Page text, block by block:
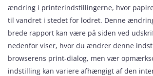
ændring i printerindstillingerne, hvor
til vandret i stedet for lodret. Denne
brede rapport kan være på siden ved
nedenfor viser, hvor du ændrer denne
browserens print-dialog, men vær
indstilling kan variere afhængigt af den